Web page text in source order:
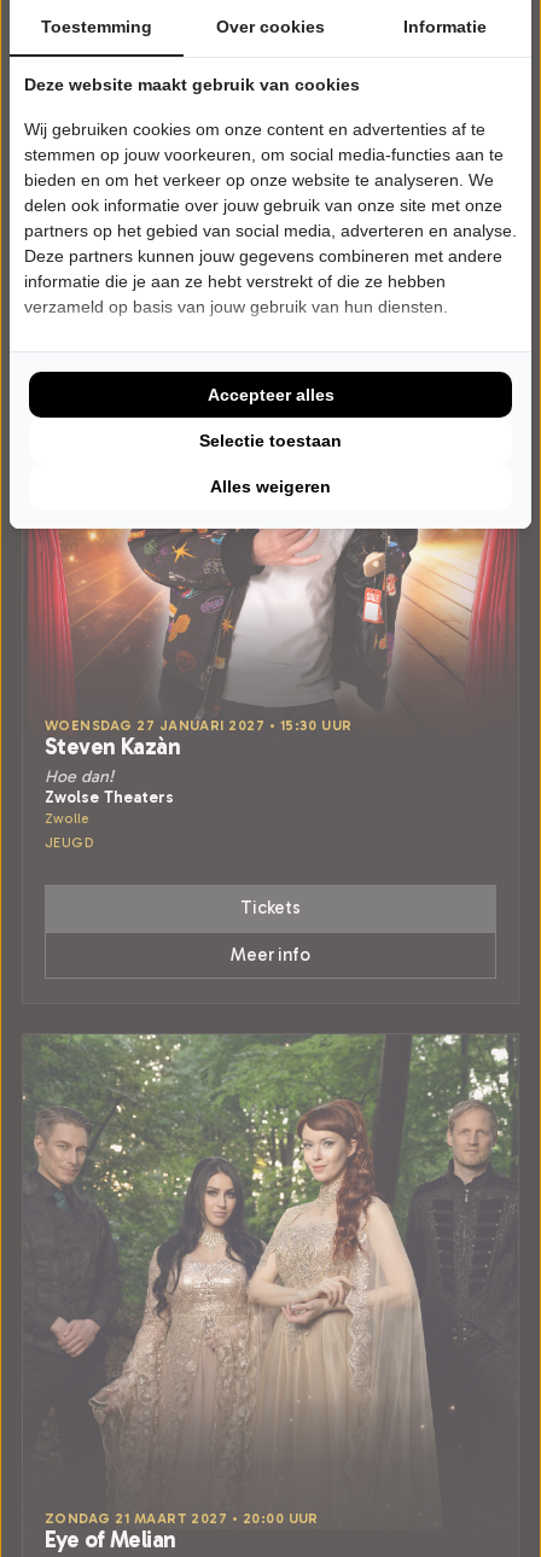
Zwolle
Meer info
WOENSDAG 27 JANUARI 2027 • 15:30 UUR
Steven Kazàn
Hoe dan!
Zwolse Theaters
Zwolle
JEUGD
Tickets
Meer info
ZONDAG 21 MAART 2027 • 20:00 UUR
Eye of Melian
Toestemming Over cookies Informatie
Deze website maakt gebruik van cookies
Wij gebruiken cookies om onze content en advertenties af te
stemmen op jouw voorkeuren, om social media-functies aan te
bieden en om het verkeer op onze website te analyseren. We
delen ook informatie over jouw gebruik van onze site met onze
partners op het gebied van social media, adverteren en analyse.
Deze partners kunnen jouw gegevens combineren met andere
informatie die je aan ze hebt verstrekt of die ze hebben
verzameld op basis van jouw gebruik van hun diensten.
Alles weigeren
Selectie toestaan
Accepteer alles